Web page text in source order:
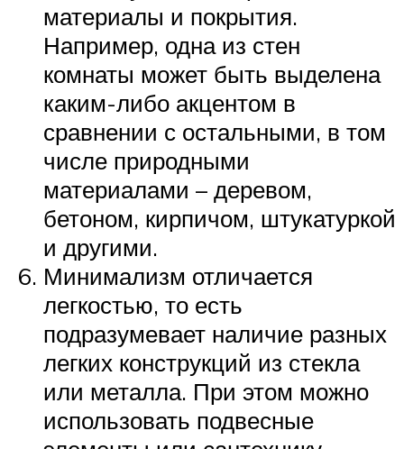
материалы и покрытия.
Например, одна из стен
комнаты может быть выделена
каким-либо акцентом в
сравнении с остальными, в том
числе природными
материалами – деревом,
бетоном, кирпичом, штукатуркой
и другими.
Минимализм отличается
легкостью, то есть
подразумевает наличие разных
легких конструкций из стекла
или металла. При этом можно
использовать подвесные